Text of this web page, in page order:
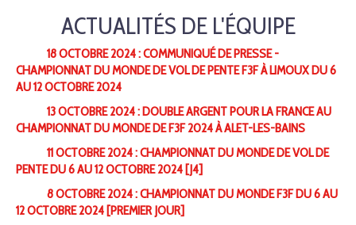
ACTUALITÉS DE L'ÉQUIPE
18 OCTOBRE 2024 : COMMUNIQUÉ DE PRESSE -
CHAMPIONNAT DU MONDE DE VOL DE PENTE F3F À LIMOUX DU 6
AU 12 OCTOBRE 2024
13 OCTOBRE 2024 : DOUBLE ARGENT POUR LA FRANCE AU
CHAMPIONNAT DU MONDE DE F3F 2024 À ALET-LES-BAINS
11 OCTOBRE 2024 : CHAMPIONNAT DU MONDE DE VOL DE
PENTE DU 6 AU 12 OCTOBRE 2024 [J4]
8 OCTOBRE 2024 : CHAMPIONNAT DU MONDE F3F DU 6 AU
12 OCTOBRE 2024 [PREMIER JOUR]